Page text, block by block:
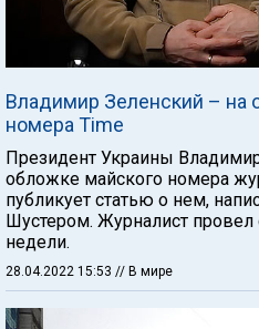
Владимир Зеленский – на
номера Time
Президент Украины
обложке майского номера
публикует статью о нем,
Шустером. Журналист
недели.
28.04.2022 15:53 // В мире